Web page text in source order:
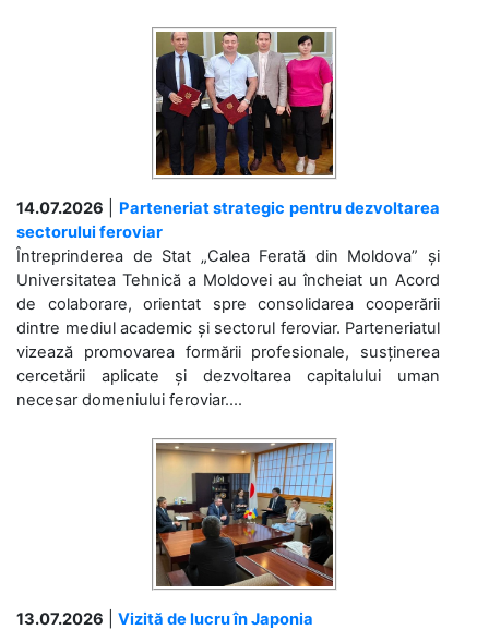
14.07.2026
Parteneriat strategic pentru dezvoltarea
sectorului feroviar
Întreprinderea de Stat „Calea Ferată din Moldova” și
Universitatea Tehnică a Moldovei au încheiat un Acord
de colaborare, orientat spre consolidarea cooperării
dintre mediul academic și sectorul feroviar. Parteneriatul
vizează promovarea formării profesionale, susținerea
cercetării aplicate și dezvoltarea capitalului uman
necesar domeniului feroviar....
13.07.2026
Vizită de lucru în Japonia